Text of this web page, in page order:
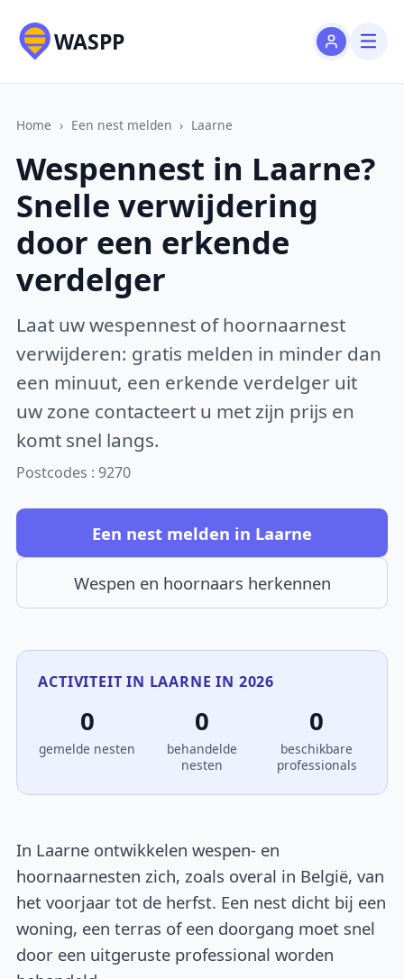
WASPP
Home › Een nest melden › Laarne
Wespennest in Laarne?
Snelle verwijdering
door een erkende
verdelger
Laat uw wespennest of hoornaarnest
verwijderen: gratis melden in minder dan
een minuut, een erkende verdelger uit
uw zone contacteert u met zijn prijs en
komt snel langs.
Postcodes : 9270
Een nest melden in Laarne
Wespen en hoornaars herkennen
ACTIVITEIT IN LAARNE IN 2026
0
gemelde nesten
0
behandelde
nesten
0
beschikbare
professionals
In Laarne ontwikkelen wespen- en
hoornaarnesten zich, zoals overal in België, van
het voorjaar tot de herfst. Een nest dicht bij een
woning, een terras of een doorgang moet snel
door een uitgeruste professional worden